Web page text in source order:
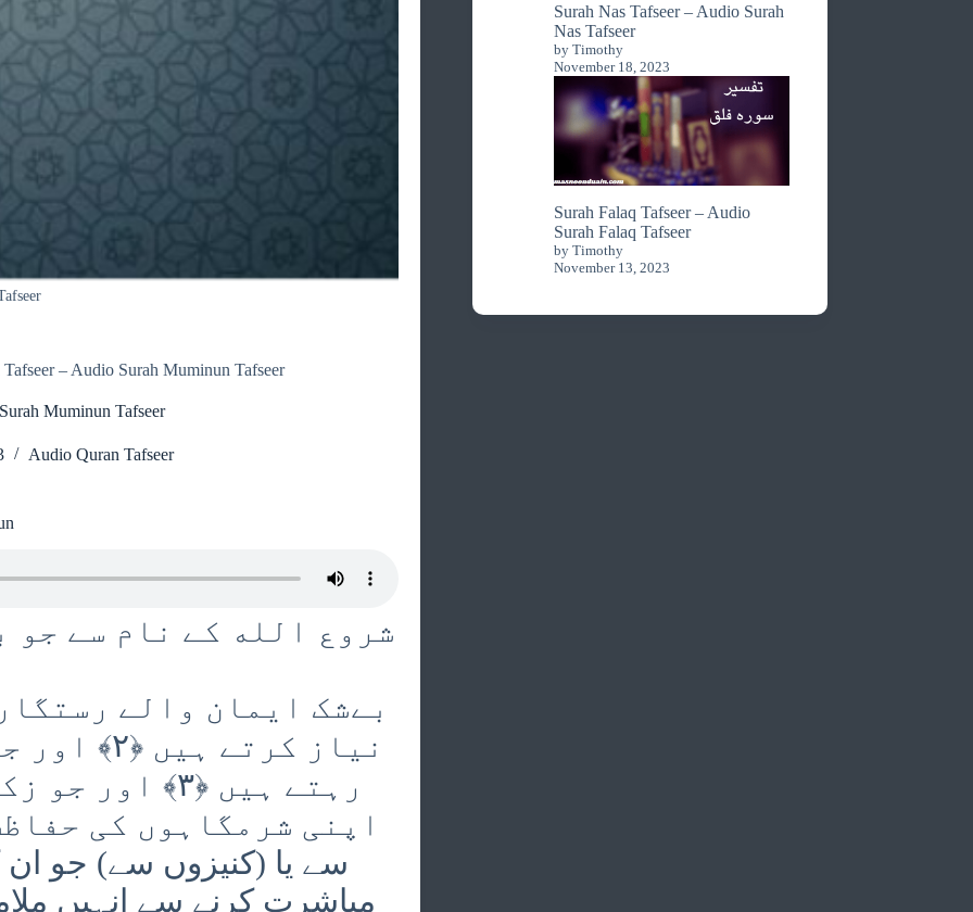
– Audio Surah Muminun Tafseer
Muminun Tafseer
Audio Quran Tafseer
شروع الله کے نام سے جو
Surah Nas Tafseer – Audio Surah
Nas Tafseer
by Timothy
November 18, 2023
Surah Falaq Tafseer – Audio
Surah Falaq Tafseer
by Timothy
November 13, 2023